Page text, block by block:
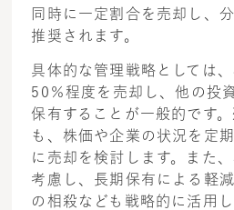
同時に一定割合を売却し、
推奨されます。
具体的な管理戦略としては
50％程度を売却し、他の投
保有することが一般的です
も、株価や企業の状況を定
に売却を検討します。また
考慮し、長期保有による軽
の相殺なども戦略的に活用し